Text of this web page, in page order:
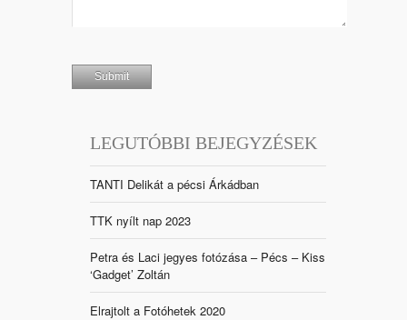
LEGUTÓBBI BEJEGYZÉSEK
TANTI Delikát a pécsi Árkádban
TTK nyílt nap 2023
Petra és Laci jegyes fotózása – Pécs – Kiss
‘Gadget’ Zoltán
Elrajtolt a Fotóhetek 2020